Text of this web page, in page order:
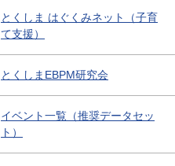
とくしま はぐくみネット（子育
て支援）
とくしまEBPM研究会
イベント一覧（推奨データセッ
ト）